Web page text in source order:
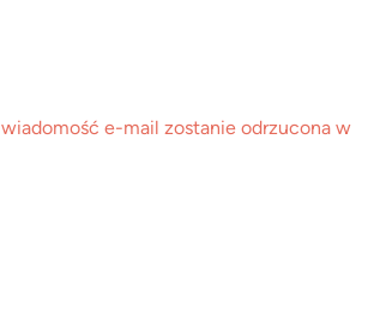
e-mail zostanie odrzucona w